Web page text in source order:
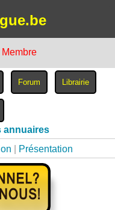
Membre
annuaires
Présentation